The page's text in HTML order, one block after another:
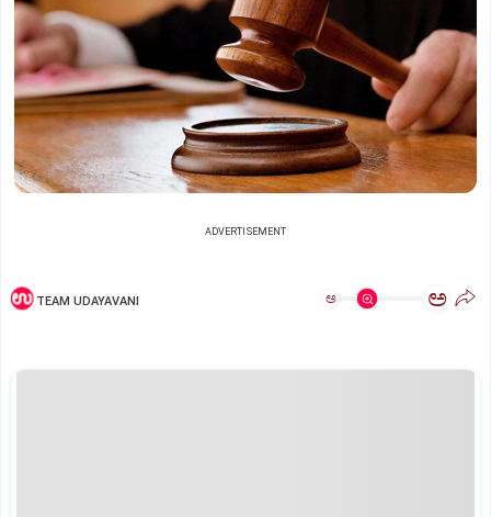
ADVERTISEMENT
TEAM UDAYAVANI ಅ ಅ